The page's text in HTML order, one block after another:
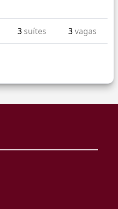
3 suítes 3vagas